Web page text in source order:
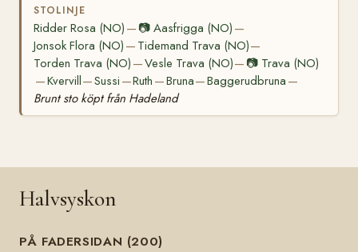
STOLINJE
Ridder Rosa (NO) — 📷Aasfrigga (NO) —
Jonsok Flora (NO) — Tidemand Trava (NO)—
Torden Trava (NO) —Vesle Trava (NO)— 📷 Trava (NO)
—Kvervill—Sussi —Ruth —Bruna—Baggerudbruna —
Brunt sto köpt från Hadeland
Halvsyskon
PÅ FADERSIDAN (200)